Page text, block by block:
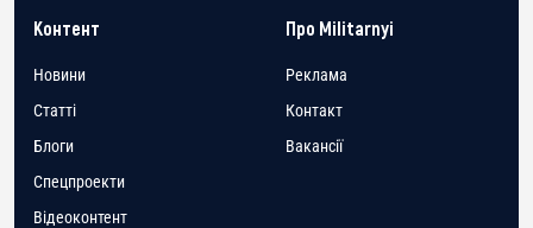
Контент
Новини
Статті
Блоги
Спецпроекти
Відеоконтент
Про Militarnyi
Реклама
Контакт
Вакансії